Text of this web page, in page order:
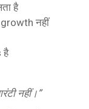
है
नहीं
है
नहीं।”